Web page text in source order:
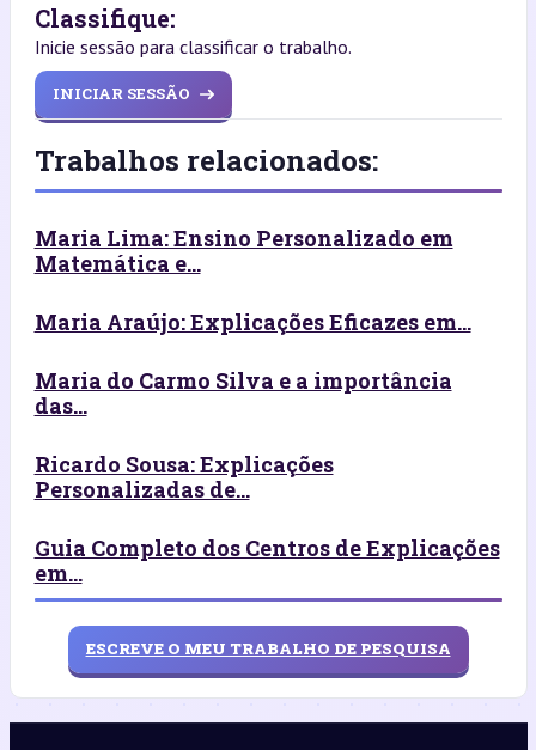
Classifique:
Inicie sessão para classificar o trabalho.
INICIAR SESSÃO
Trabalhos relacionados:
Maria Lima: Ensino Personalizado em
Matemática e...
Maria Araújo: Explicações Eficazes em...
Maria do Carmo Silva e a importância
das...
Ricardo Sousa: Explicações
Personalizadas de...
Guia Completo dos Centros de Explicações
em...
ESCREVE O MEU TRABALHO DE PESQUISA